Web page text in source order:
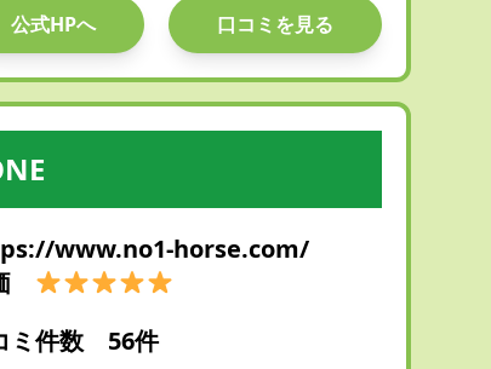
公式HPへ 口コミを見る
www.no1-horse.com/
ミ件数 56件